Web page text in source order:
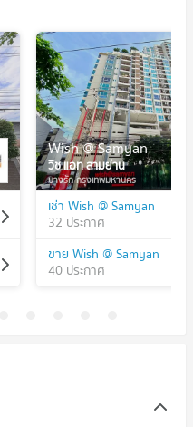
Wish @ Samyan
วิช แอท สามย่าน
บางรัก กรุงเทพมหานคร
เช่า Wish @ Samyan
32 ประกาศ
ขาย Wish @ Samyan
40 ประกาศ